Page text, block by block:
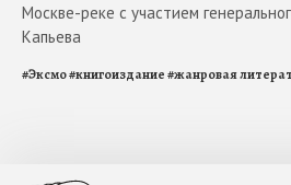
Москве-реке с участием
Капьева
#Эксмо#книгоиздание#жанровая